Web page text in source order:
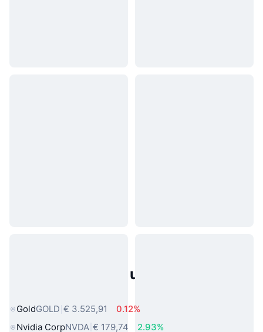
Populaire activa uit de echte
GoldGOLD € 3.525,91
0.12%
Nvidia CorpNVDA € 179,74
2.93%